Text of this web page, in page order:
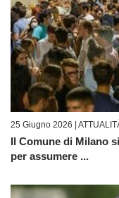
25 Giugno 2026 |
Il Comune di Milano
per assumere ...